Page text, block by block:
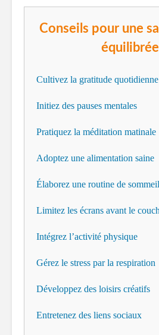
Conseils pour une
Cultivez la gratitude quotidienne
Initiez des pauses mentales
Pratiquez la méditation matinale
Adoptez une alimentation saine
Élaborez une routine de sommeil
Limitez les écrans avant le
Intégrez l’activité physique
Gérez le stress par la respiration
Développez des loisirs créatifs
Entretenez des liens sociaux